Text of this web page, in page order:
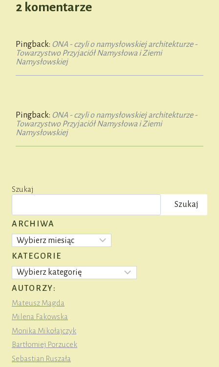
2 komentarze
Pingback: ONA - czyli o namysłowskiej architekturze -
Towarzystwo Przyjaciół Namysłowa i Ziemi
Namysłowskiej
Pingback: ONA - czyli o namysłowskiej architekturze -
Towarzystwo Przyjaciół Namysłowa i Ziemi
Namysłowskiej
Szukaj
Szukaj
ARCHIWA
Archiwa
KATEGORIE
Kategorie
AUTORZY:
Mateusz Magda
Milena Fakowska
Monika Mikołajczyk
Bartłomiej Porzucek
Sebastian Ruszała